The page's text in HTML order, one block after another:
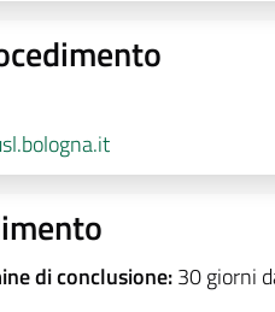
di conclusione:30 giorni